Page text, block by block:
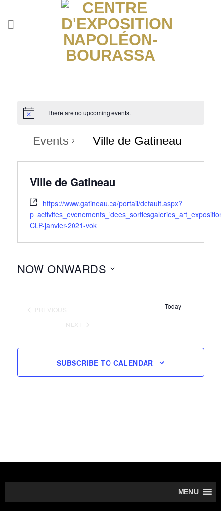
content
There are no upcoming events.
Events Ville de Gatineau
Ville de Gatineau
https://www.gatineau.ca/portail/default.aspx?
CLP-janvier-2021-vok
NOW ONWARDS
PREVIOUS
Today
NEXT
SUBSCRIBE TO CALENDAR
MENU